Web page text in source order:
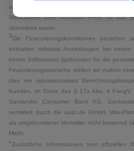
an auto.de übermittelten Listenpreis.
Streichpreis dem höchsten Preis für das
übermittelt wurde.
3Die Finanzierungskonditionen
enthalten teilweise Anzahlungen bei
einem Sollzinssatz (gebunden für die
Finanzierungswünsche stellen wir zudem
dies ein repräsentatives
Kunden, im Sinne des § 17a Abs. 4
Santander Consumer Bank AG,
vermittelt durch die auto.de GmbH, Max-
als ungebundener Vermittler nicht beratend
MwSt.
*Zusätzliche Informationen zum offiziellen